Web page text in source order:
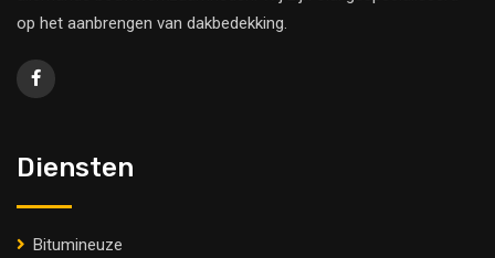
op het aanbrengen van dakbedekking.
Diensten
Bitumineuze